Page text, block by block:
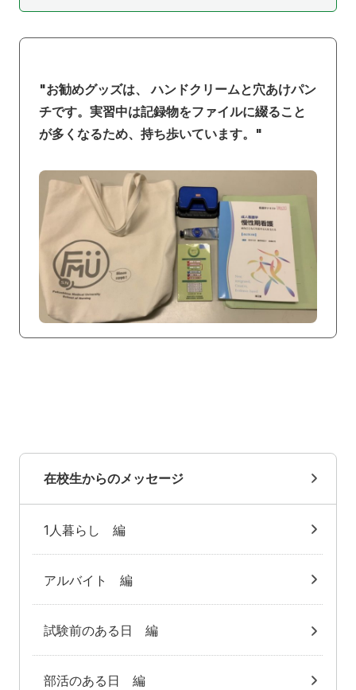
"お勧めグッズは、 ハンドクリームと穴あけパン
チです。実習中は記録物をファイルに綴ること
が多くなるため、持ち歩いています。"
在校生からのメッセージ
1人暮らし 編
アルバイト 編
試験前のある日 編
部活のある日 編